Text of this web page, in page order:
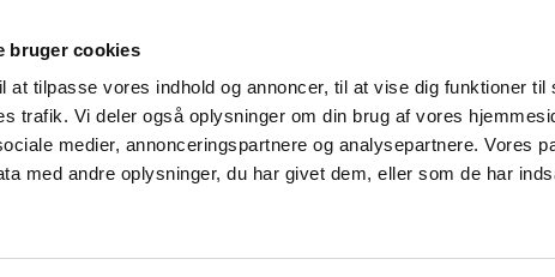
bruger cookies
at tilpasse vores indhold og annoncer, til at vise dig funktioner til
trafik. Vi deler også oplysninger om din brug af vores
medier, annonceringspartnere og analysepartnere. Vores
med andre oplysninger, du har givet dem, eller som de har
Nyheder Om os
og
Tilskud og
Apoteker og salg af